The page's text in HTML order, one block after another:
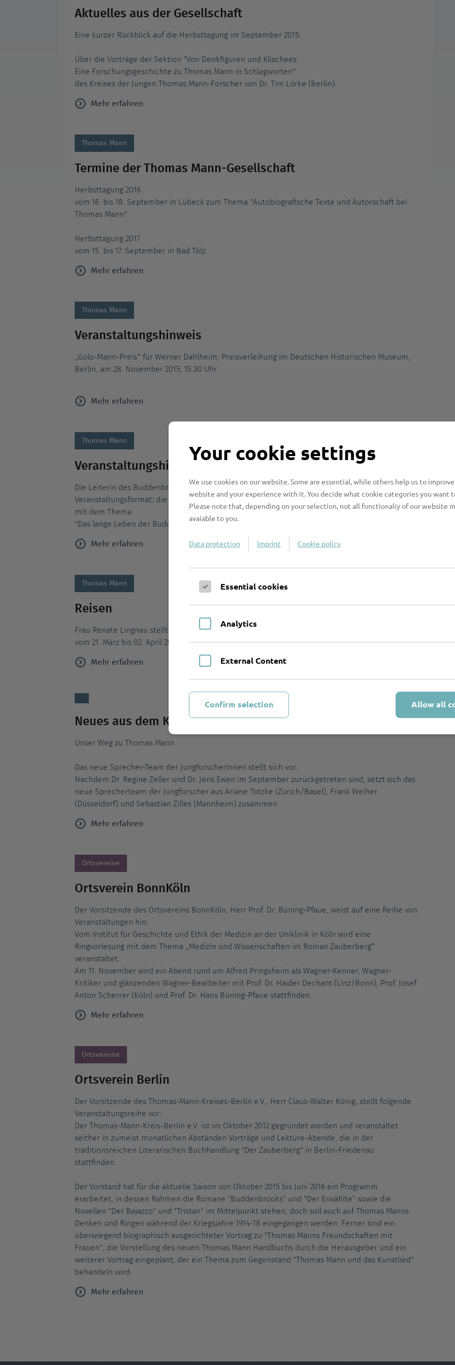
Aktuelles aus der Gesellschaft
Eine kurzer Rückblick auf die Herbsttagung im September 2015:
Über die Vorträge der Sektion "Von Denkfiguren und Klischees.
Eine Forschungsgeschichte zu Thomas Mann in Schlagworten"
des Kreises der Jungen Thomas Mann-Forscher von Dr. Tim Lörke (Berlin).
Mehr erfahren
Thomas Mann
Termine der Thomas Mann-Gesellschaft
Herbsttagung 2016
vom 16. bis 18. September in Lübeck zum Thema "Autobiografische Texte und Autorschaft bei
Thomas Mann"
Herbsttagung 2017
vom 15. bis 17. September in Bad Tölz
Mehr erfahren
Thomas Mann
Veranstaltungshinweis
„Golo-Mann-Preis“ für Werner Dahlheim: Preisverleihung im Deutschen Historischen Museum,
Berlin, am 28. November 2015, 15.30 Uhr
Mehr erfahren
Thomas Mann
Veranstaltungshinweis
Die Leiterin des Buddenbrookhauses, Frau Dr. Birte Lipinski, verweist auf ein ganz neues
Veranstaltungsformat: die Thomas-Mann-Akademie in Lübeck, vom 23. bis 26. September 2016
mit dem Thema
"Das lange Leben der Buddenbrooks - Entstehung und Weiterleben eines Weltbestsellers".
Mehr erfahren
Thomas Mann
Reisen
Frau Renate Lingnau stellt die USA-Reise der Lingua & Cultura Tours oHG
vom 21. März bis 02. April 2016 zum Thema "Deutsche Literatur im Exil" vor.
Mehr erfahren
Neues aus dem Kreis Junger Thomas Mann-Forscher
Unser Weg zu Thomas Mann
Das neue Sprecher-Team der JungforscherInnen stellt sich vor.
Nachdem Dr. Regine Zeller und Dr. Jens Ewen im September zurückgetreten sind, setzt sich das
neue Sprecherteam der Jungforscher aus Ariane Totzke (Zürich/Basel), Frank Weiher
(Düsseldorf) und Sebastian Zilles (Mannheim) zusammen.
Mehr erfahren
Ortsvereine
Ortsverein BonnKöln
Der Vorsitzende des Ortsvereins BonnKöln, Herr Prof. Dr. Büning-Pfaue, weist auf eine Reihe von
Veranstaltungen hin:
Vom Institut für Geschichte und Ethik der Medizin an der Uniklinik in Köln wird eine
Ringvorlesung mit dem Thema „Medizin und Wissenschaften im Roman Zauberberg“
veranstaltet.
Am 11. November wird ein Abend rund um Alfred Pringsheim als Wagner-Kenner, Wagner-
Kritiker und glänzenden Wagner-Bearbeiter mit Prof. Dr. Haider Dechant (Linz/Bonn), Prof. Josef
Anton Scherrer (Köln) und Prof. Dr. Hans Büning-Pfaue stattfinden.
Mehr erfahren
Ortsvereine
Ortsverein Berlin
Der Vorsitzende des Thomas-Mann-Kreises-Berlin e.V., Herr Claus-Walter König, stellt folgende
Veranstaltungsreihe vor:
Der Thomas-Mann-Kreis-Berlin e.V. ist im Oktober 2012 gegründet worden und veranstaltet
seither in zumeist monatlichen Abständen Vorträge und Lektüre-Abende, die in der
traditionsreichen Literarischen Buchhandlung "Der Zauberberg" in Berlin-Friedenau
stattfinden.
Der Vorstand hat für die aktuelle Saison von Oktober 2015 bis Juni 2016 ein Programm
erarbeitet, in dessen Rahmen die Romane "Buddenbrooks" und "Der Erwählte" sowie die
Novellen "Der Bajazzo" und "Tristan" im Mittelpunkt stehen, doch soll auch auf Thomas Manns
Denken und Ringen während der Kriegsjahre 1914-18 eingegangen werden. Ferner sind ein
überwiegend biographisch ausgerichteter Vortrag zu "Thomas Manns Freundschaften mit
Frauen", die Vorstellung des neuen Thomas Mann Handbuchs durch die Herausgeber und ein
weiterer Vortrag eingeplant, der ein Thema zum Gegenstand "Thomas Mann und das Kunstlied"
behandeln wird.
Mehr erfahren
Your cookie settings
We use cookies on our website. Some are essential, while others help us to
website and your experience with it. You decide what cookie categories you want
Please note that, depending on your selection, not all functionaliy of our website
avaiable to you.
Data protection Imprint Cookie policy
Essential cookies
Analytics
External Content
Allow all
Confirm selection